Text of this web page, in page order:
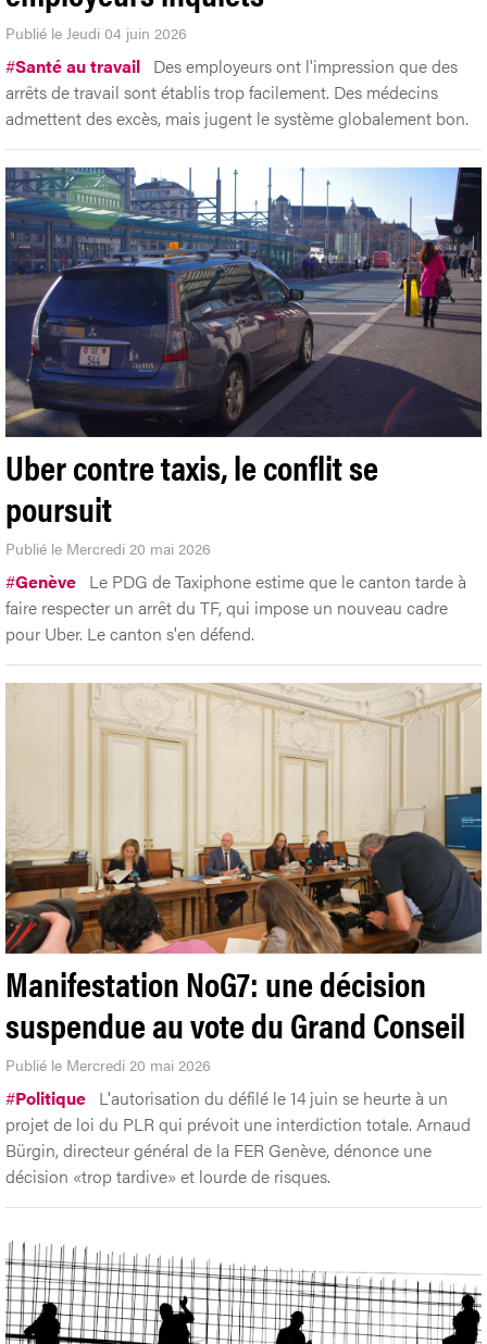
Publié le Jeudi 04 juin 2026
#Santé au travail Des employeurs ont l'impression que des
arrêts de travail sont établis trop facilement. Des médecins
admettent des excès, mais jugent le système globalement bon.
Uber contre taxis, le conflit se
poursuit
Publié le Mercredi 20 mai 2026
#Genève Le PDG de Taxiphone estime que le canton tarde à
faire respecter un arrêt du TF, qui impose un nouveau cadre
pour Uber. Le canton s'en défend.
Manifestation NoG7: une décision
suspendue au vote du Grand Conseil
Publié le Mercredi 20 mai 2026
#Politique L'autorisation du défilé le 14 juin se heurte à un
projet de loi du PLR qui prévoit une interdiction totale. Arnaud
Bürgin, directeur général de la FER Genève, dénonce une
décision «trop tardive» et lourde de risques.